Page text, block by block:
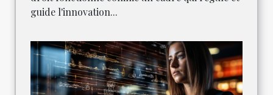
guide l'innovation...